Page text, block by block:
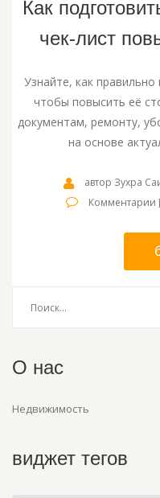
Как
чек-лист
Узнайте, как
чтобы повысить её
документам, ремонту,
на основе
автор Зухра
Комментарии
О нас
Недвижимость
виджет тегов